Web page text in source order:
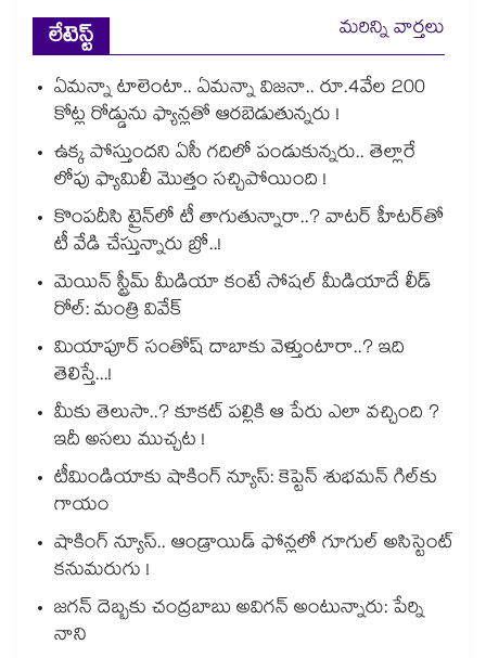
లేటెస్ట్
మరిన్ని వార్తలు
ఏమన్నా టాలెంటా.. ఏమన్నా విజనా.. రూ.4వేల 200
కోట్ల రోడ్డును ఫ్యాన్లతో ఆరబెడుతున్నరు !
ఉక్క పోస్తుందని ఏసీ గదిలో పండుకున్నరు.. తెల్లారే
లోపు ఫ్యామిలీ మొత్తం సచ్చిపోయింది !
కొంపదీసి ట్రైన్⁬లో టీ తాగుతున్నారా..? వాటర్ హీటర్⁭⁭తో
టీ వేడి చేస్తున్నారు బ్రో..!
మెయిన్ స్ట్రీమ్ మీడియా కంటే సోషల్ మీడియాదే లీడ్
రోల్: మంత్రి వివేక్
మియాపూర్ సంతోష్ దాబాకు వెళ్తుంటారా..? ఇది
తెలిస్తే...!
మీకు తెలుసా..? కూకట్ పల్లికి ఆ పేరు ఎలా వచ్చింది ?
ఇదీ అసలు ముచ్చట !
టీమిండియాకు షాకింగ్ న్యూస్: కెప్టెన్ శుభమన్ గిల్‎కు
గాయం
షాకింగ్ న్యూస్.. ఆండ్రాయిడ్ ఫోన్లలో గూగుల్ అసిస్టెంట్
కనుమరుగు !
జగన్ దెబ్బకు చంద్రబాబు అవిగన్ అంటున్నారు: పేర్ని
నాని